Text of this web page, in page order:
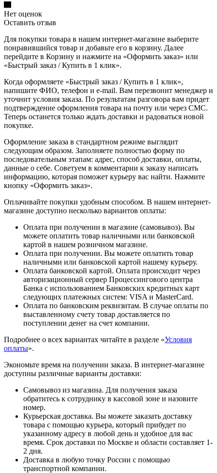
Нет оценок
Оставить отзыв
Для покупки товара в нашем интернет-магазине выберите
понравившийся товар и добавьте его в корзину. Далее
перейдите в Корзину и нажмите на «Оформить заказ» или
«Быстрый заказ / Купить в 1 клик».
Когда оформляете «Быстрый заказ / Купить в 1 клик»,
напишите ФИО, телефон и e-mail. Вам перезвонит менеджер и
уточнит условия заказа. По результатам разговора вам придет
подтверждение оформления товара на почту или через СМС.
Теперь останется только ждать доставки и радоваться новой
покупке.
Оформление заказа в стандартном режиме выглядит
следующим образом. Заполняете полностью форму по
последовательным этапам: адрес, способ доставки, оплаты,
данные о себе. Советуем в комментарии к заказу написать
информацию, которая поможет курьеру вас найти. Нажмите
кнопку «Оформить заказ».
Оплачивайте покупки удобным способом. В нашем интернет-
магазине доступно несколько вариантов оплаты:
Оплата при получении в магазине (самовывоз). Вы
можете оплатить товар наличными или банковской
картой в нашем розничном магазине.
Оплата при получении. Вы можете оплатить товар
наличными или банковской картой нашему курьеру.
Оплата банковской картой. Оплата происходит через
авторизационный сервер Процессингового центра
Банка с использованием Банковских кредитных карт
следующих платежных систем: VISA и MasterCard.
Оплата по банковским реквизитам. В случае оплаты по
выставленному счету товар доставляется по
поступлении денег на счет компании.
Подробнее о всех вариантах читайте в разделе «Условия
оплаты».
Экономьте время на получении заказа. В интернет-магазине
доступны различные варианты доставки:
Самовывоз из магазина. Для получения заказа
обратитесь к сотруднику в кассовой зоне и назовите
номер.
Курьерская доставка. Вы можете заказать доставку
товара с помощью курьера, который прибудет по
указанному адресу в любой день и удобное для вас
время. Срок доставки по Москве и области составляет 1-
2 дня.
Доставка в любую точку России с помощью
транспортной компании.